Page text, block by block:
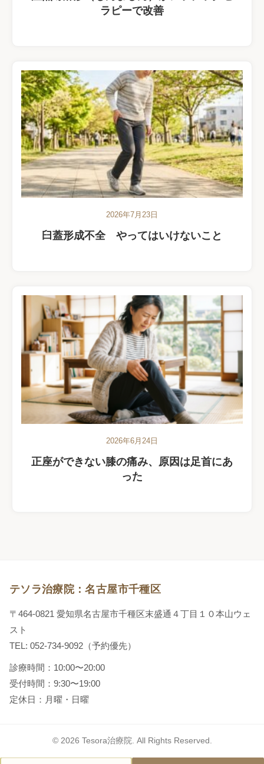
ラピーで改善
2026年7月23日
臼蓋形成不全 やってはいけないこと
2026年6月24日
正座ができない膝の痛み、原因は足首にあ
った
テソラ治療院：名古屋市千種区
〒464-0821 愛知県名古屋市千種区末盛通４丁目１０本山ウェ
スト
TEL: 052-734-9092（予約優先）
診療時間：10:00〜20:00
受付時間：9:30〜19:00
定休日：月曜・日曜
© 2026 Tesora治療院. All Rights Reserved.